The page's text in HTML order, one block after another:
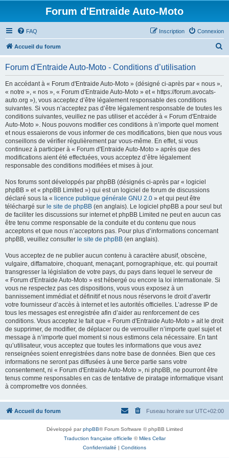
Forum d'Entraide Auto-Moto
FAQ Connexion
Inscription
Accueil du forum
Forum d'Entraide Auto-Moto - Conditions d’utilisation
En accédant à « Forum d'Entraide Auto-Moto » (désigné ci-après par « nous »,
« notre », « nos », « Forum d'Entraide Auto-Moto » et « https://forum.avocats-
auto.org »), vous acceptez d’être légalement responsable des conditions
suivantes. Si vous n’acceptez pas d’être légalement responsable de toutes les
conditions suivantes, veuillez ne pas utiliser et accéder à « Forum d'Entraide
Auto-Moto ». Nous pouvons modifier ces conditions à n’importe quel moment
et nous essaierons de vous informer de ces modifications, bien que nous vous
conseillons de vérifier régulièrement par vous-même. En effet, si vous
continuez à participer à « Forum d'Entraide Auto-Moto » après que des
modifications aient été effectuées, vous acceptez d’être légalement
responsable des conditions modifiées et mises à jour.
Nos forums sont développés par phpBB (désignés ci-après par « logiciel
phpBB » et « phpBB Limited ») qui est un logiciel de forum de discussions
déclaré sous la « licence publique générale GNU 2.0 » et qui peut être
téléchargé sur le site de phpBB (en anglais). Le logiciel phpBB a pour seul but
de faciliter les discussions sur internet et phpBB Limited ne peut en aucun cas
être tenu comme responsable de la conduite et du contenu que nous
acceptons et que nous n’acceptons pas. Pour plus d’informations concernant
phpBB, veuillez consulter le site de phpBB (en anglais).
Vous acceptez de ne publier aucun contenu à caractère abusif, obscène,
vulgaire, diffamatoire, choquant, menaçant, pornographique, etc. qui pourrait
transgresser la législation de votre pays, du pays dans lequel le serveur de
« Forum d'Entraide Auto-Moto » est hébergé ou encore la loi internationale. Si
vous ne respectez pas ces dispositions, vous vous exposez à un
bannissement immédiat et définitif et nous nous réservons le droit d’avertir
votre fournisseur d’accès à internet et les autorités officielles. L’adresse IP de
tous les messages est enregistrée afin d’aider au renforcement de ces
conditions. Vous acceptez le fait que « Forum d'Entraide Auto-Moto » ait le droit
de supprimer, de modifier, de déplacer ou de verrouiller n’importe quel sujet et
message à n’importe quel moment si nous estimons cela nécessaire. En tant
qu’utilisateur, vous acceptez que toutes les informations que vous avez
renseignées soient enregistrées dans notre base de données. Bien que ces
informations ne seront pas diffusées à une tierce partie sans votre
consentement, ni « Forum d'Entraide Auto-Moto », ni phpBB, ne pourront être
tenus comme responsables en cas de tentative de piratage informatique visant
à compromettre vos données.
Accueil du forum Fuseau horaire sur UTC+02:00
Développé parphpBB® Forum Software © phpBB Limited
Traduction française officielle ©Miles Cellar
Confidentialité | Conditions